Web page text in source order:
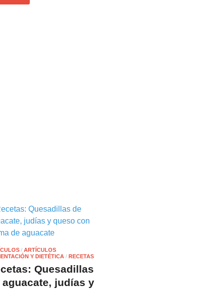
/ ARTÍCULOS
Y DIETÉTICA / RECETAS
Quesadillas
aguacate, judías y